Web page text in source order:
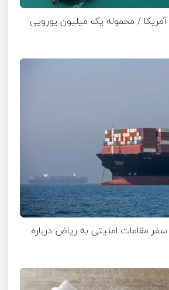
/ محموله یک میلیون یورویی
مقامات امنیتی به ریاض درباره